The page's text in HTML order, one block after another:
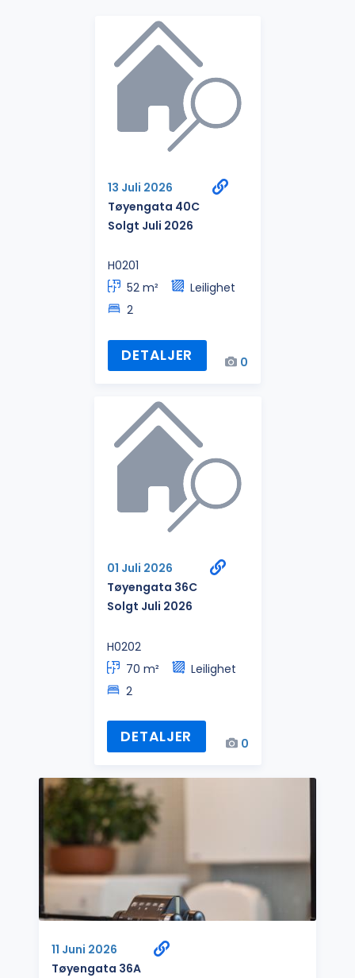
13 Juli 2026
Tøyengata 40C
Solgt Juli 2026
H0201
52 m²
Leilighet
2
DETALJER 0
01 Juli 2026
Tøyengata 36C
Solgt Juli 2026
H0202
70 m²
Leilighet
2
DETALJER 0
11 Juni 2026
Tøyengata 36A